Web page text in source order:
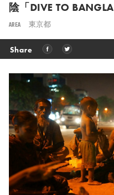
陰「DIVE TO
AREA 東京都
Share